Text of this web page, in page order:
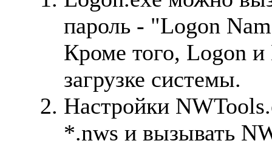
пароль - "Logon
Кроме того, Logon
загрузке системы.
Hастройки
*.nws и вызывать